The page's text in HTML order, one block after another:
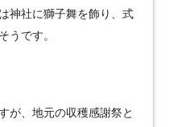
神社に獅子舞を飾り、式
うです。
が、地元の収穫感謝祭と